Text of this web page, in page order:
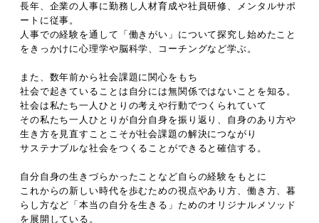
長年、企業の人事に勤務し人材育成や社員研修、メンタルサポ
ートに従事。
人事での経験を通して「働きがい」について探究し始めたこと
をきっかけに心理学や脳科学、コーチングなど学ぶ。
また、数年前から社会課題に関心をもち
社会で起きていることは自分には無関係ではないことを知る。
社会は私たち一人ひとりの考えや行動でつくられていて
その私たち一人ひとりが自分自身を振り返り、自身のあり方や
生き方を見直すことこそが社会課題の解決につながり
サステナブルな社会をつくることができると確信する。
自分自身の生きづらかったことなど自らの経験をもとに
これからの新しい時代を歩むための視点やあり方、働き方、暮
らし方など「本当の自分を生きる」ためのオリジナルメソッド
を展開している。